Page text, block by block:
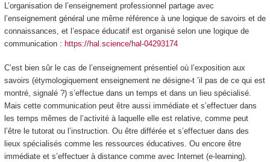
L’organisation de l’enseignement professionnel partage avec
l’enseignement général une même référence à une logique de savoirs et de
connaissances , et l’espace éducatif est organisé selon une logique de
communication : https://hal.science/hal-04293174
C’est bien sûr le cas de l’enseignement présentiel où l’exposition aux
savoirs (étymologiquement enseignement ne désigne-t ’il pas de ce qui est
montré, signalé ?)s’effectue dans un temps et dans un lieu spécialisé.
Mais cette communication peut être aussi immédiate et s’effectuer dans
les temps mêmes de l’activité à laquelle elle est relative, comme peut
l’être le tutorat ou l’instruction. Ou être différée et s’effectuer dans des
lieux spécialisés comme les ressources éducatives. Ou encore être
immédiate et s’effectuer à distance comme avec Internet (e-learning).